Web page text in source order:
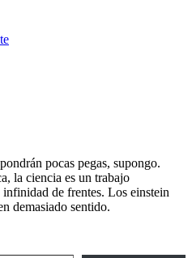
pocas pegas, supongo.
la ciencia es un trabajo
de frentes. Los einstein
demasiado sentido.